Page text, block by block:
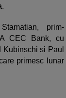
prim-
CEC Bank, cu
si Paul
primesc lunar